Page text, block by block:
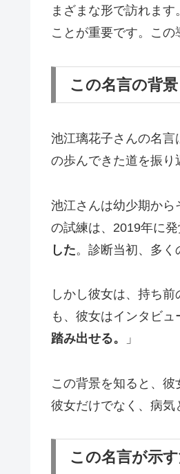
まざまな形で訪れます
ことが重要です。こ
この名言の背景
池江璃花子さんの名
の歩んできた道を振り
池江さんは幼少期か
の試練は、2019年に
した。診断当初、多く
しかし彼女は、持ち
も、彼女はインタビュ
踏み出せる。
」
この背景を知ると、
彼女だけでなく、病気
この名言が示